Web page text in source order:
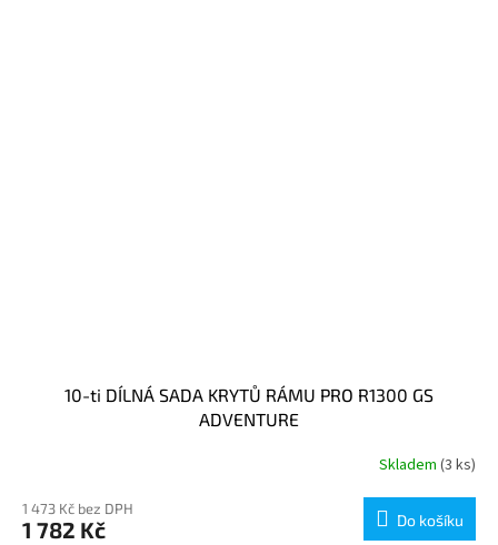
10-ti DÍLNÁ SADA KRYTŮ RÁMU PRO R1300 GS
ADVENTURE
Skladem (3 ks)
1 473 Kč bez DPH
1 782 Kč Do košíku